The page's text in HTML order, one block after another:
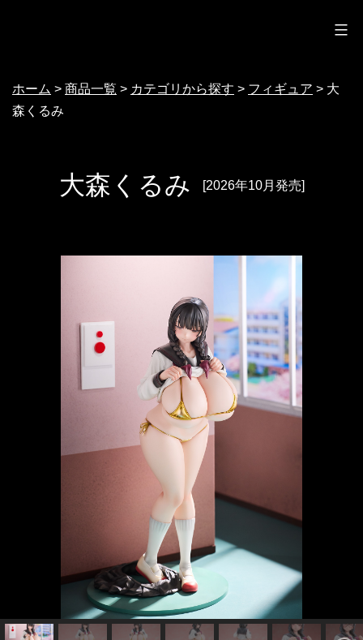
ンホーム > 商品一覧 > カテゴリから探す > フィギュア > 大
森くるみ
大森くるみ [2026年10月発売]